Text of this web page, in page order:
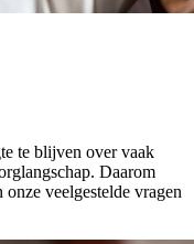
te blijven over vaak
Daarom
veelgestelde vragen